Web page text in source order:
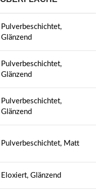
Pulverbeschichtet,
Glänzend
Pulverbeschichtet,
Glänzend
Pulverbeschichtet,
Glänzend
Pulverbeschichtet, Matt
Eloxiert, Glänzend